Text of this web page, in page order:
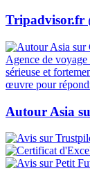
Tripadvisor.fr
Agence de
sérieuse et
œuvre pour
Autour Asia